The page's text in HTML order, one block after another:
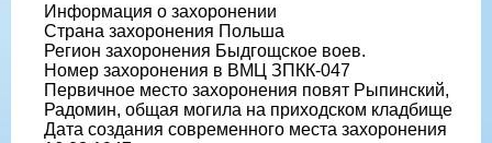
Информация о захоронении
Страна захоронения Польша
Регион захоронения Быдгощское воев.
Номер захоронения в ВМЦ ЗПКК-047
Первичное место захоронения повят Рыпинский,
Радомин, общая могила на приходском кладбище
Дата создания современного места захоронения